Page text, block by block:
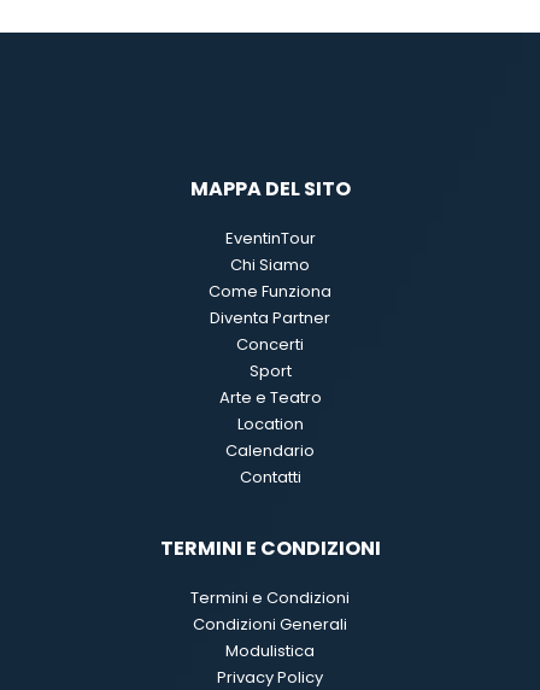
MAPPA DEL SITO
EventinTour
Chi Siamo
Come Funziona
Diventa Partner
Concerti
Sport
Arte e Teatro
Location
Calendario
Contatti
TERMINI E CONDIZIONI
Termini e Condizioni
Condizioni Generali
Modulistica
Privacy Policy